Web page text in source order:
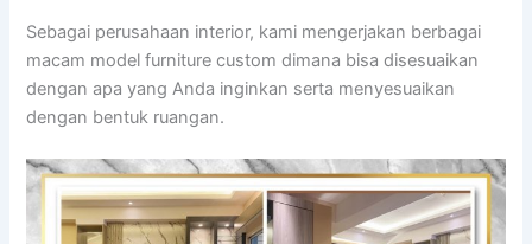
Sebagai perusahaan interior, kami mengerjakan berbagai
macam model furniture custom dimana bisa disesuaikan
dengan apa yang Anda inginkan serta menyesuaikan
dengan bentuk ruangan.